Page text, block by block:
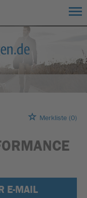
Merkliste (0)
E-MAIL